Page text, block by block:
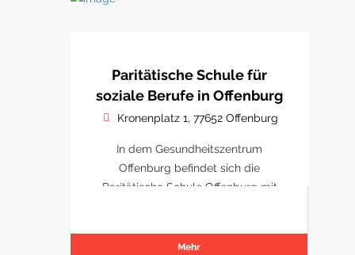
Paritätische Schule für
soziale Berufe in Offenburg
Kronenplatz 1, 77652 Offenburg
In dem Gesundheitszentrum
Offenburg befindet sich die
Paritätische Schule Offenburg mit
Mehr